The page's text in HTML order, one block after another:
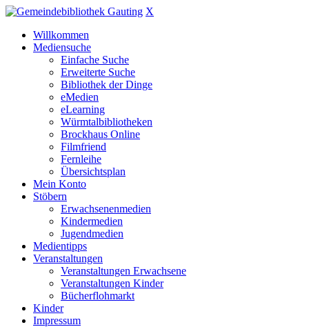
X
Willkommen
Mediensuche
Einfache Suche
Erweiterte Suche
Bibliothek der Dinge
eMedien
eLearning
Würmtalbibliotheken
Brockhaus Online
Filmfriend
Fernleihe
Übersichtsplan
Mein Konto
Stöbern
Erwachsenenmedien
Kindermedien
Jugendmedien
Medientipps
Veranstaltungen
Veranstaltungen Erwachsene
Veranstaltungen Kinder
Bücherflohmarkt
Kinder
Impressum